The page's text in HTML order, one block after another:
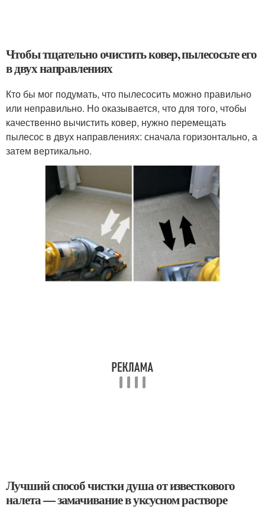
Чтобы тщательно очистить ковер, пылесосьте его
в двух направлениях
Кто бы мог подумать, что пылесосить можно правильно
или неправильно. Но оказывается, что для того, чтобы
качественно вычистить ковер, нужно перемещать
пылесос в двух направлениях: сначала горизонтально, а
затем вертикально.
Лучший способ чистки душа от известкового
налета — замачивание в уксусном растворе